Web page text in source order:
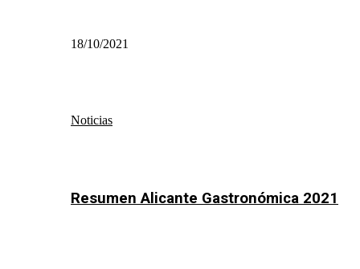
18/10/2021
Noticias
Resumen Alicante Gastronómica 2021